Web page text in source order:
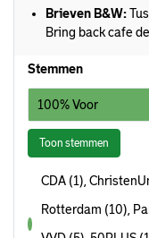
Brieven B&W:
Bring back cafe
Stemmen
100% Voor
Toon stemmen
CDA (1),
Rotterdam (10),